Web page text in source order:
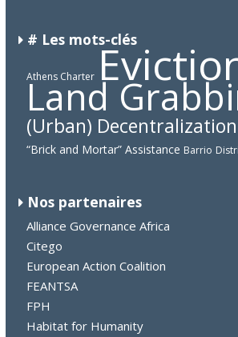
# Les mots-clés
Athens Charter
Land
(Urban) Decentralization
“Brick and Mortar” Assistance Barrio
Nos partenaires
Alliance Governance Africa
Citego
European Action Coalition
FEANTSA
FPH
Habitat for Humanity